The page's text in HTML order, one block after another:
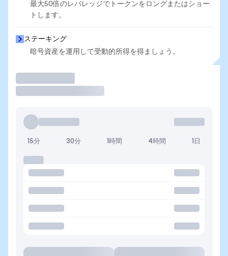
最大50倍のレバレッジでトークンをロングまたはショー
トします。
ステーキング
暗号資産を運用して受動的所得を得ましょう。
15分 30分 1時間 4時間 1日